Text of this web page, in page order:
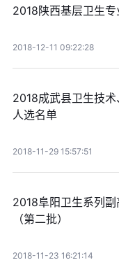
2018陕西基层卫生
2018-12-11 09:22:28
2018成武县卫生技
人选名单
2018-11-29 15:57:51
2018阜阳卫生系列
（第二批）
2018-11-23 16:21:14